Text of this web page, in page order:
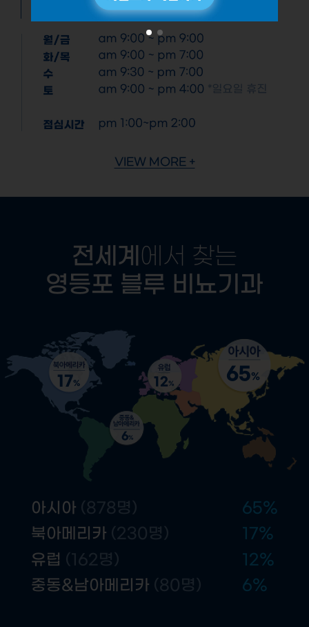
VIEW MORE +
전세계 에서 찾는
영등포 블루 비뇨기과
65%
12%
17%
6%
아시아 (878명)
북아메리카 (230명)
유럽 (162명)
중동&남아메리카 (80명)
65%
17%
12%
6%